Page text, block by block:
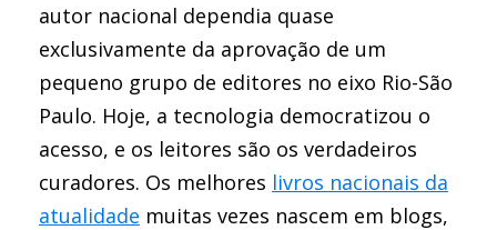
autor nacional dependia quase
exclusivamente da aprovação de um
pequeno grupo de editores no eixo Rio-São
Paulo. Hoje, a tecnologia democratizou o
acesso, e os leitores são os verdadeiros
curadores. Os melhores livros nacionais da
atualidade muitas vezes nascem em blogs,